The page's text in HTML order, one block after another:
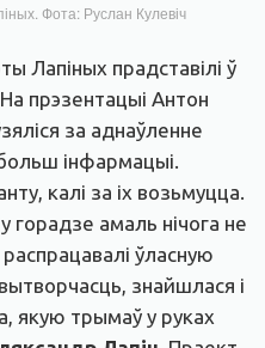
Фота: Руслан Кулевіч
Лапіных прадставілі ў
прэзентацыі Антон
за аднаўленне
інфармацыі.
калі за іх возьмуцца.
горадзе амаль нічога не
ўласную
знайшлася і
якую трымаў у руках